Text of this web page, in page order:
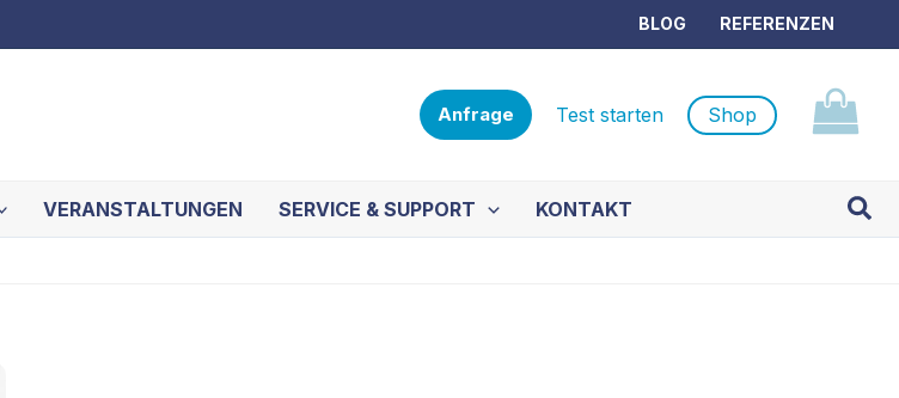
BLOG REFERENZEN
Anfrage Test starten Shop
VERANSTALTUNGEN SERVICE & SUPPORT KONTAKT